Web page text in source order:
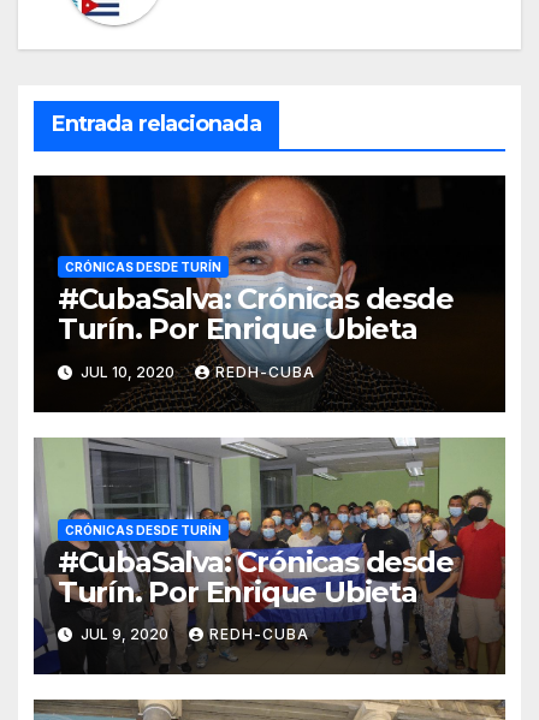
Entrada relacionada
CRÓNICAS DESDE TURÍN
#CubaSalva: Crónicas desde
Turín. Por Enrique Ubieta
JUL 10, 2020 REDH-CUBA
CRÓNICAS DESDE TURÍN
#CubaSalva: Crónicas desde
Turín. Por Enrique Ubieta
JUL 9, 2020 REDH-CUBA